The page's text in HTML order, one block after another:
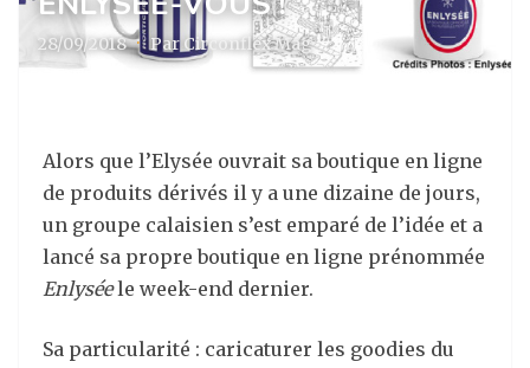
28/09/2018 · Par Circonflex Mag
Alors que l’Elysée ouvrait sa boutique en ligne
de produits dérivés il y a une dizaine de jours,
un groupe calaisien s’est emparé de l’idée et a
lancé sa propre boutique en ligne prénommée
Enlyséele week-end dernier.
Sa particularité : caricaturer les goodies du